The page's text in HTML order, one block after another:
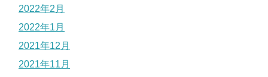
2022年2月
2022年1月
2021年12月
2021年11月